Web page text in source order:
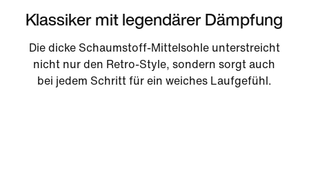
Klassiker mit legendärer Dämpfung
Die dicke Schaumstoff-Mittelsohle unterstreicht
nicht nur den Retro-Style, sondern sorgt auch
bei jedem Schritt für ein weiches Laufgefühl.